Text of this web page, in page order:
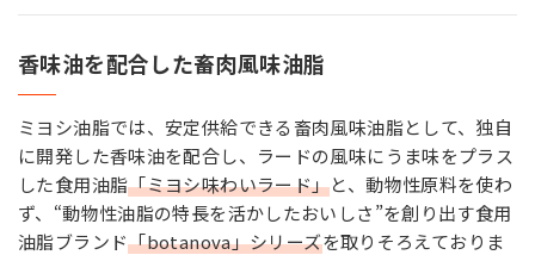
香味油を配合した畜肉風味油脂
ミヨシ油脂では、安定供給できる畜肉風味油脂として、独自
に開発した香味油を配合し、ラードの風味にうま味をプラス
した食用油脂「ミヨシ味わいラード」と、動物性原料を使わ
ず、“動物性油脂の特長を活かしたおいしさ”を創り出す食用
油脂ブランド「botanova」シリーズを取りそろえておりま